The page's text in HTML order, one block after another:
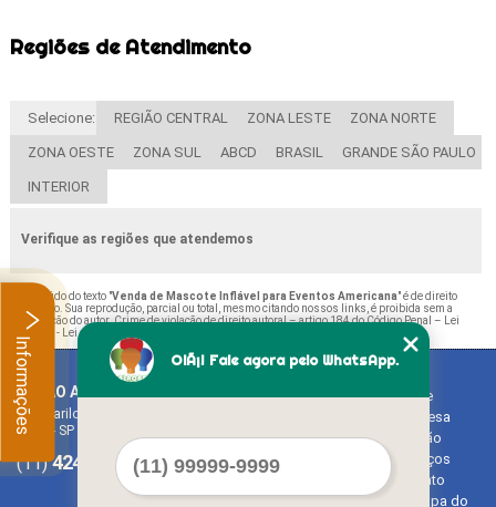
Regiões de Atendimento
Selecione: REGIÃO CENTRAL ZONA LESTE ZONA NORTE
ZONA OESTE ZONA SUL ABCD BRASIL GRANDE SÃO PAULO
INTERIOR
Verifique as regiões que atendemos
O conteúdo do texto "Venda de Mascote Inflável para Eventos Americana" é de direito
reservado. Sua reprodução, parcial ou total, mesmo citando nossos links, é proibida sem a
autorização do autor. Crime de violação de direito autoral – artigo 184 do Código Penal – Lei
9610/98 - Lei de direitos autorais
BALAO ART
Rua Bariloche, 1300 - Chácara Tropical (Caucaia do Alto)
Cotia - SP - CEP: 06726-270
(11)4242-7733(11)3603-0479
Home
Empresa
Missão
Serviços
Contato
Mapa do
OlÃ¡! Fale agora pelo WhatsApp.
Informações